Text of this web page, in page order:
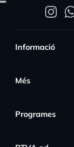
Informació
Més
Programes